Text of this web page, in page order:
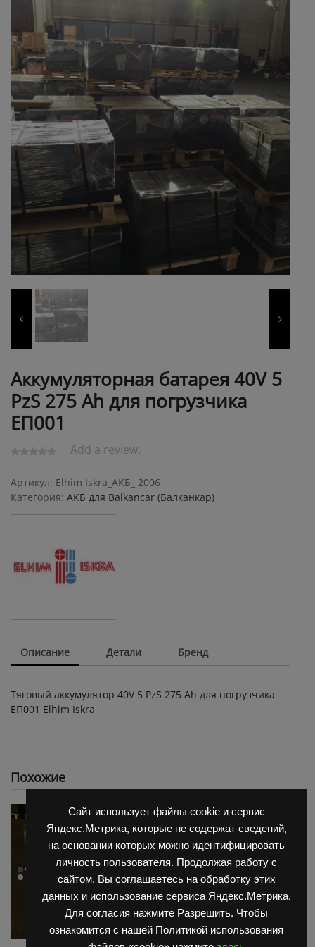
Сайт использует файлы cookie и сервис
Яндекс.Метрика, которые не содержат сведений,
на основании которых можно идентифицировать
личность пользователя. Продолжая работу с
сайтом, Вы соглашаетесь на обработку этих
данных и использование сервиса Яндекс.Метрика.
Для согласия нажмите Разрешить. Чтобы
ознакомится с нашей Политикой использования
Аккумуляторная батарея 40V 5
PzS 275 Ah для погрузчика
ЕП001
Add a review.
Артикул: Elhim Iskra_АКБ_ 2006
Категория: АКБ для Balkanсar (Балканкар)
Описание Детали Бренд
Тяговый аккумулятор 40V 5 PzS 275 Ah для погрузчика
ЕП001 Elhim Iskra
Похожие